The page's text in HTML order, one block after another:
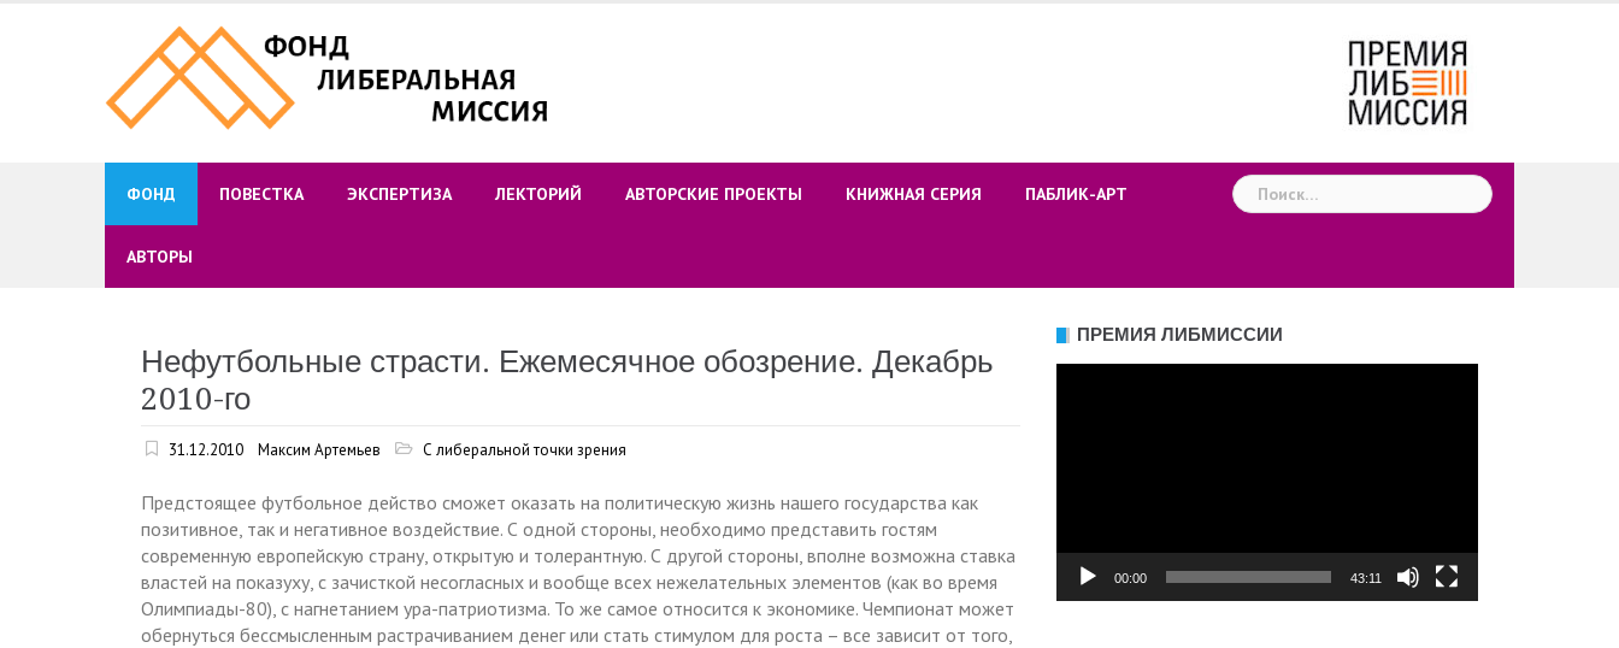
ФОНД ПОВЕСТКА ЭКСПЕРТИЗА ЛЕКТОРИЙ АВТОРСКИЕ ПРОЕКТЫ КНИЖНАЯ СЕРИЯ ПАБЛИК-АРТ
АВТОРЫ
Найти:
Нефутбольные страсти. Ежемесячное обозрение. Декабрь
2010-го
31.12.2010 Максим Артемьев С либеральной точки зрения
Предстоящее футбольное действо сможет оказать на политическую жизнь нашего государства как
позитивное, так и негативное воздействие. С одной стороны, необходимо представить гостям
современную европейскую страну, открытую и толерантную. С другой стороны, вполне возможна ставка
властей на показуху, с зачисткой несогласных и вообще всех нежелательных элементов (как во время
Олимпиады-80), с нагнетанием ура-патриотизма. То же самое относится к экономике. Чемпионат может
обернуться бессмысленным растрачиванием денег или стать стимулом для роста – все зависит от того,
ПРЕМИЯ ЛИБМИССИИ
00:00 43:11